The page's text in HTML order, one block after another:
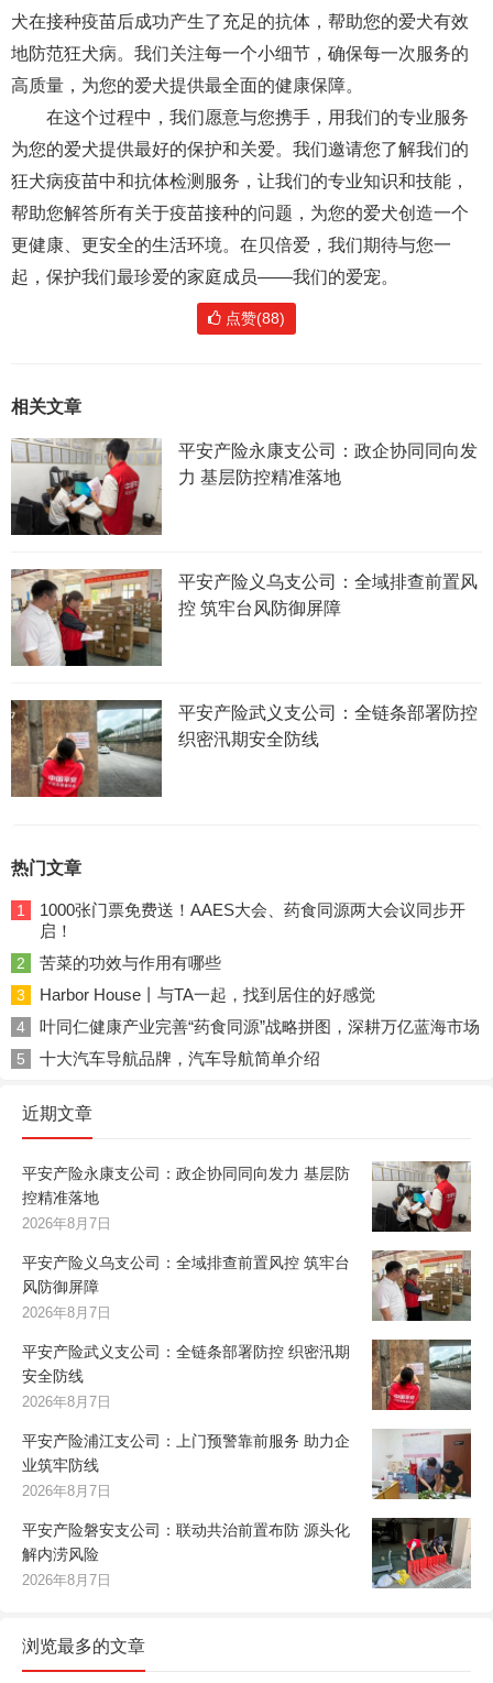
犬在接种疫苗后成功产生了充足的抗体，帮助您的爱犬有效
地防范狂犬病。我们关注每一个小细节，确保每一次服务的
高质量，为您的爱犬提供最全面的健康保障。
在这个过程中，我们愿意与您携手，用我们的专业服务
为您的爱犬提供最好的保护和关爱。我们邀请您了解我们的
狂犬病疫苗中和抗体检测服务，让我们的专业知识和技能，
帮助您解答所有关于疫苗接种的问题，为您的爱犬创造一个
更健康、更安全的生活环境。在贝倍爱，我们期待与您一
起，保护我们最珍爱的家庭成员——我们的爱宠。
点赞(88)
相关文章
平安产险永康支公司：政企协同同向发
力 基层防控精准落地
平安产险义乌支公司：全域排查前置风
控 筑牢台风防御屏障
平安产险武义支公司：全链条部署防控
织密汛期安全防线
热门文章
1
1000张门票免费送！AAES大会、药食同源两大会议同步开
启！
2 苦菜的功效与作用有哪些
3 Harbor House丨与TA一起，找到居住的好感觉
4 叶同仁健康产业完善“药食同源”战略拼图，深耕万亿蓝海市场
5 十大汽车导航品牌，汽车导航简单介绍
近期文章
平安产险永康支公司：政企协同同向发力 基层防
控精准落地
2026年8月7日
平安产险义乌支公司：全域排查前置风控 筑牢台
风防御屏障
2026年8月7日
平安产险武义支公司：全链条部署防控 织密汛期
安全防线
2026年8月7日
平安产险浦江支公司：上门预警靠前服务 助力企
业筑牢防线
2026年8月7日
平安产险磐安支公司：联动共治前置布防 源头化
解内涝风险
2026年8月7日
浏览最多的文章